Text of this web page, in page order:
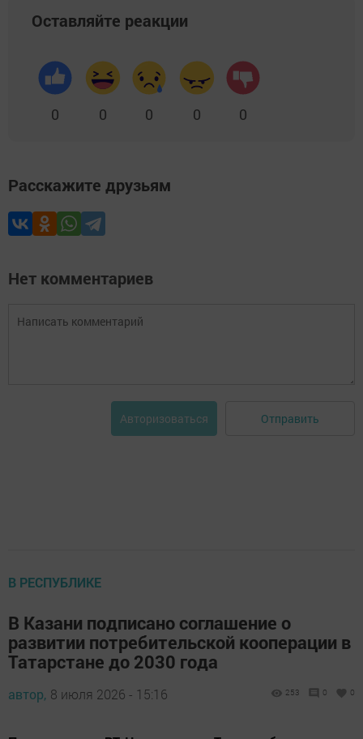
Оставляйте реакции
0 0 0 0 0
Расскажите друзьям
Нет комментариев
Авторизоваться Отправить
В РЕСПУБЛИКЕ
В Казани подписано соглашение о
развитии потребительской кооперации в
Татарстане до 2030 года
автор, 8 июля 2026 - 15:16 253 0 0